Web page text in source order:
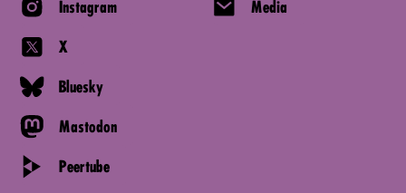
Instagram
X
Bluesky
Mastodon
Peertube
Media